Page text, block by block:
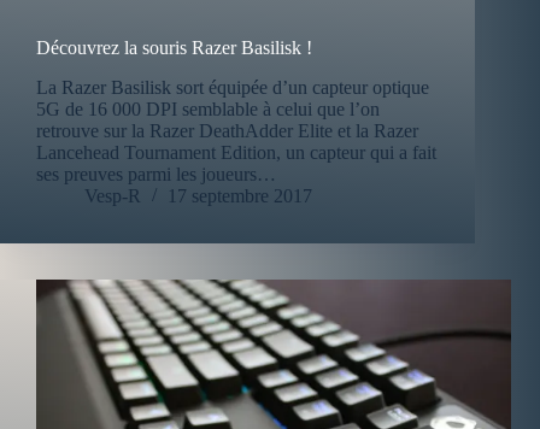
Découvrez la souris Razer Basilisk !
La Razer Basilisk sort équipée d’un capteur optique
5G de 16 000 DPI semblable à celui que l’on
retrouve sur la Razer DeathAdder Elite et la Razer
Lancehead Tournament Edition, un capteur qui a fait
ses preuves parmi les joueurs…
Vesp-R
17 septembre 2017